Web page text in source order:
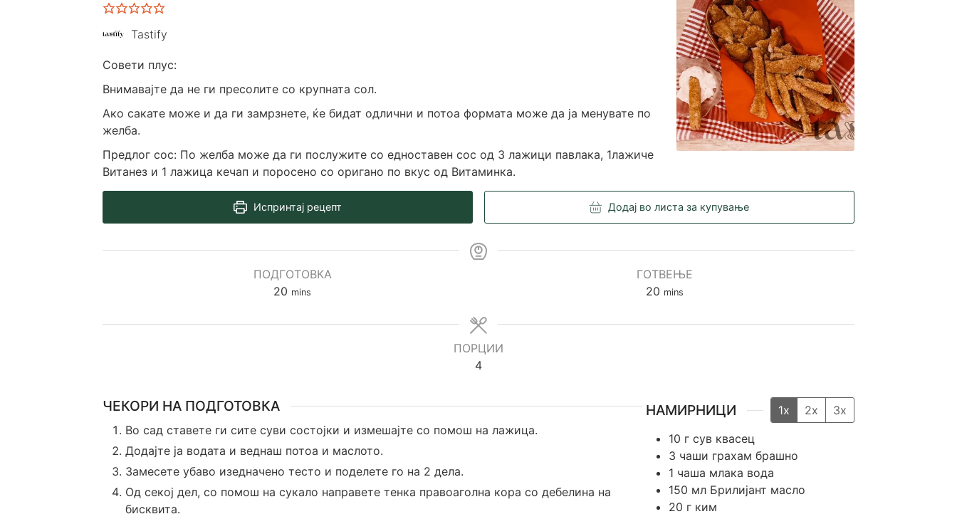
Tastify
Совети плус:
Внимавајте да не ги пресолите со крупната сол.
Ако сакате може и да ги замрзнете, ќе бидат одлични и потоа формата може да ја менувате по
желба.
Предлог сос: По желба може да ги послужите со едноставен сос од 3 лажици павлака, 1лажиче
Витанез и 1 лажица кечап и поросено со оригано по вкус од Витаминка.
Испринтај рецепт Додај во листа за купување
ПОДГОТОВКА
20 minutes
mins
ГОТВЕЊЕ
20minutes
mins
ПОРЦИИ
4
ЧЕКОРИ НА ПОДГОТОВКА
Во сад ставете ги сите суви состојки и измешајте со помош на лажица.
Додајте ја водата и веднаш потоа и маслото.
Замесете убаво изедначено тесто и поделете го на 2 дела.
Од секој дел, со помош на сукало направете тенка правоаголна кора со дебелина на
бисквита.
НАМИРНИЦИ 1x 2x
3x
10 г сув квасец
3 чаши грахам брашно
1 чаша млака вода
150 мл Брилијант масло
20 г ким